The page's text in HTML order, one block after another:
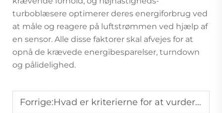
turboblæsere optimerer deres energiforbrug ved
at måle og reagere på luftstrømmen ved hjælp af
en sensor. Alle disse faktorer skal afvejes for at
opnå de krævede energibesparelser, turndown
og pålidelighed.
Forrige:Hvad er kriterierne for at vurdere kvaliteten af en luftkompressor?